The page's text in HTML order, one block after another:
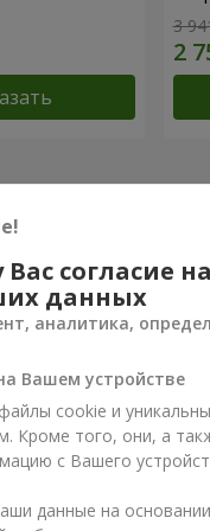
3
лучший в Украине.
согласие на
данных
аналитика,
Вашем устройстве
cookie и
Кроме того, они, а
с Вашего
данные на основании